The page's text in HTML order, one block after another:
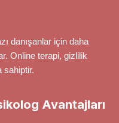
danışanlar için daha
Online terapi, gizlilik
sahiptir.
Avantajları